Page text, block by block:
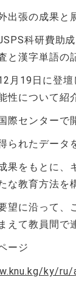
出張の成果と
科研費助
と漢字単語の
月 19 日に登
性について紹
センターで
れたデータ
をもとに、
な教育方法を
に沿って、
えて教員間で
ージ
ky/ru/